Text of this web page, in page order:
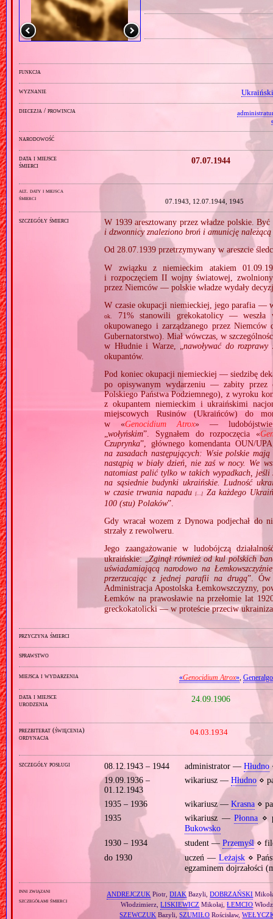
funkcja
wyznanie
diecezja / prowincja
narodowość
data i miejsce
śmierci
07.07.1944
alt. daty i miejsca
śmierci
07.1943, 12.07.1944, 1945
szczegóły śmierci
W 1939 aresztowany przez władze polskie.
i dzwonnicy znaleziono broń i amunicję
Od 28.07.1939 przetrzymywany w areszcie
W związku z niemieckim atakiem
i rozpoczęciem II wojny światowej,
przez Niemców — polskie władze wydały
W czasie okupacji niemieckiej, jego parafia —
ok.
71% stanowili grekokatolicy — weszła
okupowanego i zarządzanego przez Niemców
Gubernatorstwo). Miał wówczas, w
w Hłudnie i Warze, „nawoływać do
okupantów.
Pod koniec okupacji niemieckiej — siedzibę
po opisywanym wydarzeniu — zabity przez
Polskiego Państwa Podziemnego), z wyroku
z okupantem niemieckim i ukraińskimi
miejscowych Rusinów (Ukraińców) do
w «Genocidium Atrox» — ludobójstwie
„wołyńskim”. Sygnałem do rozpoczęcia «
Czuprynka”, głównego komendanta OUN/
na zasadach następujących: Wsie polskie
nastąpią w biały dzień, nie zaś w nocy. We
natomiast palić tylko w takich wypadkach,
na sąsiednie budynki ukraińskie. Ludność
w czasie trwania napadu
[…]
Za każdego
100 (stu) Polaków”.
Gdy wracał wozem z Dynowa podjechał do
strzały z rewolweru.
Jego zaangażowanie w ludobójczą
ukraińskie: „Zginął również od kul polskich
uświadamiającą narodowo na
przerzucając z jednej parafii na drugą”. Ów
Administracja Apostolska Łemkowszczyzny,
Łemków na prawosławie na przełomie lat
greckokatolicki — w proteście przeciw
przyczyna śmierci
sprawstwo
miejsca i wydarzenia «Genocidium Atrox»,
data i miejsce
urodzenia
24.09.1906
prezbiterat (święcenia)
ordynacja
04.03.1934
szczegóły posługi 08.12.1943 – 1944 administrator — Hłudno
19.09.1936 –
01.12.1943
wikariusz — Hłudno⋄
1935 – 1936 wikariusz — Krasna⋄
1935
wikariusz —Płonna ⋄
Bukowsko
1930 – 1934
student — Przemyśl⋄
do 1930
uczeń — Leżajsk⋄
egzaminem dojrzałości
inni związani
szczegółami śmierci
ANDREJCZUK Piotr,DIAK Bazyli,DOBRZAŃSKI
Włodzimierz,LISKIEWICZ Mikołaj,ŁEMCIO
SZEWCZUK Bazyli,SZUMIŁO Rościsław,